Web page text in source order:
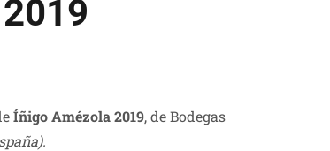
Íñigo Amézola 2019, de Bodegas